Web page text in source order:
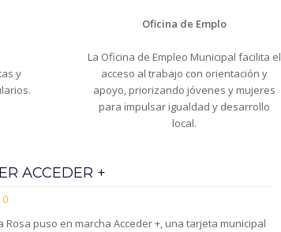
y
Oficina de Emplo
La Oficina de Empleo Municipal facilita el
acceso al trabajo con orientación y
apoyo, priorizando jóvenes y mujeres
para impulsar igualdad y desarrollo
local.
ACCEDER +
0
Rosa puso en marcha Acceder +, una tarjeta municipal